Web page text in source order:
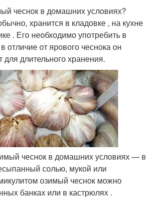
чеснок в домашних условиях?
хранится в кладовке , на кухне
. Его необходимо употребить в
отличие от ярового чеснока он
длительного хранения.
чеснок в домашних условиях — в
солью, мукой или
озимый чеснок можно
банках или в кастрюлях .